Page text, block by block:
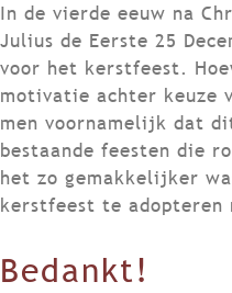
In de vierde eeuw na
Julius de Eerste 25
voor het kerstfeest.
motivatie achter keuze
men voornamelijk dat
bestaande feesten die
het zo gemakkelijker
kerstfeest te
Bedankt!